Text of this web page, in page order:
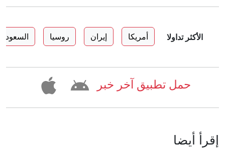
الأكثر تداولا أمريكا إيران روسيا
حمل تطبيق آخر خبر
إقرأ أيضا